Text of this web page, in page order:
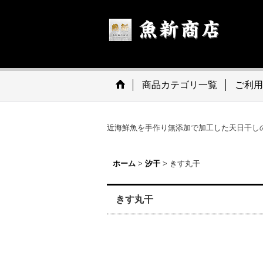
商品カテゴリ一覧 ご利
近海鮮魚を手作り無添加で加工した天日干
ホーム > 汐干 > きす丸干
きす丸干